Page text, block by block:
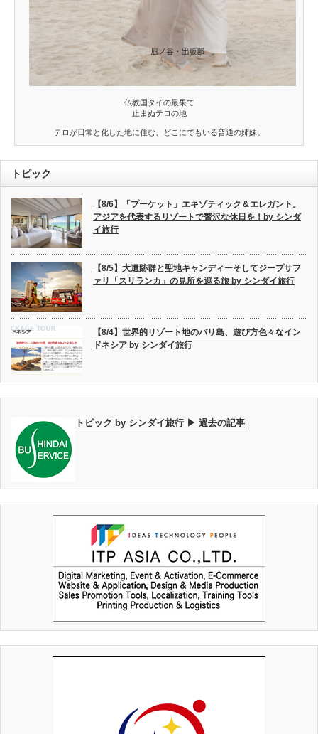
仏教国タイの最果て
止まぬテロの地
テロが日常と化した地に住む、どこにでもいる普通の姉妹。
トピック
【8/6】「プーケット」エキゾティック＆エレガント。
アジアを代表するリゾートで贅沢な休日を！by シンダ
イ旅行
【8/5】大遺跡群と聖地キャンディーそしてジープサフ
ァリ「スリランカ」の見所を巡る旅 by シンダイ旅行
【8/4】世界的リゾート地のバリ島、遊び方色々なイン
ドネシア by シンダイ旅行
トピック by シンダイ旅行 ▶ 過去の記事